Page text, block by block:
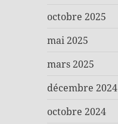
octobre 2025
mai 2025
mars 2025
décembre 2024
octobre 2024